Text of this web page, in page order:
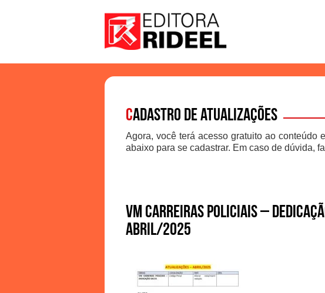
Cadastro de atualizações
Agora, você terá acesso gratuito ao conteúdo
abaixo para se cadastrar. Em caso de dúvida,
VM Carreiras Policiais –
abril/2025